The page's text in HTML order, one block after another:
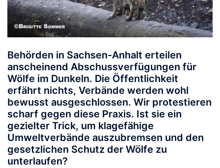
Behörden in Sachsen-Anhalt erteilen
anscheinend Abschussverfügungen für
Wölfe im Dunkeln. Die Öffentlichkeit
erfährt nichts, Verbände werden wohl
bewusst ausgeschlossen. Wir protestieren
scharf gegen diese Praxis. Ist sie ein
gezielter Trick, um klagefähige
Umweltverbände auszubremsen und den
gesetzlichen Schutz der Wölfe zu
unterlaufen?